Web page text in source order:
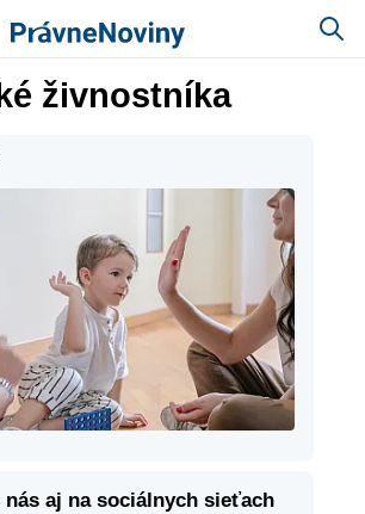
živnostníka
nás aj na sociálnych sieťach